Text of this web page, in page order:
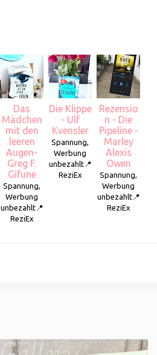
Das
Mädchen
mit den
leeren
Augen-
Greg F.
Gifune
Spannung,
Werbung
unbezahlt📍
ReziEx
Die Klippe
- Ulf
Kvensler
Spannung,
Werbung
unbezahlt📍
ReziEx
Rezensio
n - Die
Pipeline -
Marley
Alexis
Owen
Spannung,
Werbung
unbezahlt📍
ReziEx